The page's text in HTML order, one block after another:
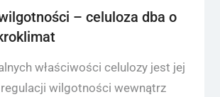
– celuloza dba o
właściwości celulozy jest jej
wilgotności wewnątrz